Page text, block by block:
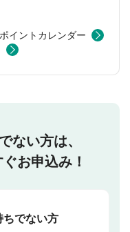
イントカレンダー
ない方は、
お申込み！
ちでない方